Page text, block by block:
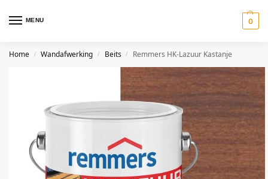
MENU 0
Home / Wandafwerking / Beits / Remmers HK-Lazuur Kastanje